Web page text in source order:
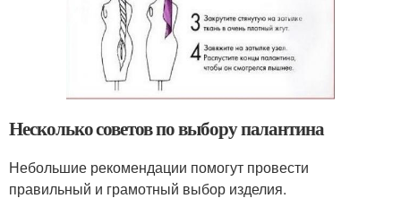
Несколько советов по выбору палантина
Небольшие рекомендации помогут провести
правильный и грамотный выбор изделия.